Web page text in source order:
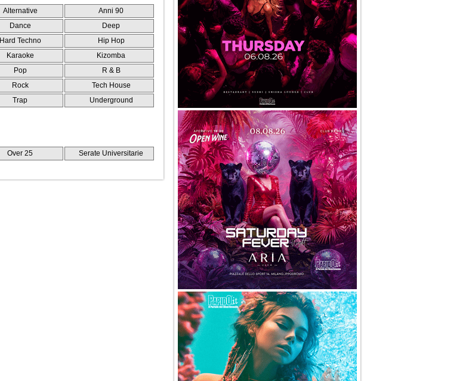
Alternative
Anni 90
Dance
Deep
Hard Techno
Hip Hop
Karaoke
Kizomba
Pop
R & B
Rock
Tech House
Trap
Underground
Over 25
Serate Universitarie